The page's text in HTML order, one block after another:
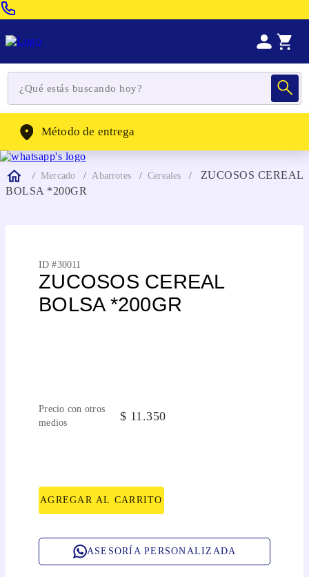
WhatsApp: (302) 262-4104
Método de entrega
Mercado Abarrotes Cereales
ZUCOSOS CEREAL
BOLSA *200GR
ID #30011
ZUCOSOS CEREAL
BOLSA *200GR
Precio con otros
medios
$ 11.350
AGREGAR AL CARRITO
ASESORÍA PERSONALIZADA